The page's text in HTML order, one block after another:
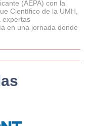
(AEPA) con la
Científico de la UMH,
expertas
en una jornada donde